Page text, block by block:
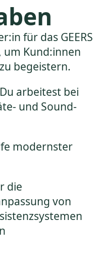
für das GEERS
um Kund:innen
begeistern.
arbeitest bei
und Sound-
modernster
die
von